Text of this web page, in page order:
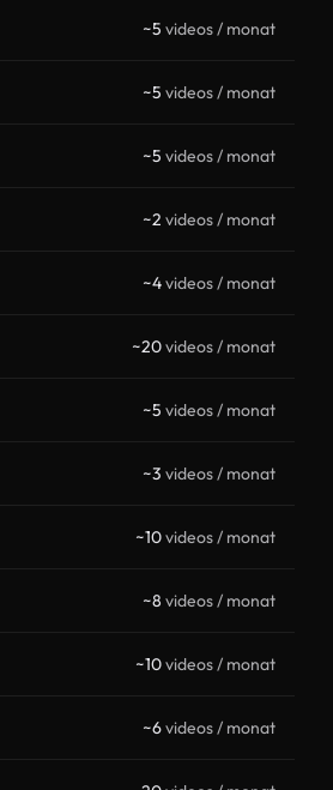
~5 videos / monat
~5 videos / monat
~5 videos / monat
~2 videos / monat
~4videos / monat
~20videos / monat
~5 videos / monat
~3 videos / monat
~10videos / monat
~8 videos / monat
~10videos / monat
~6videos / monat